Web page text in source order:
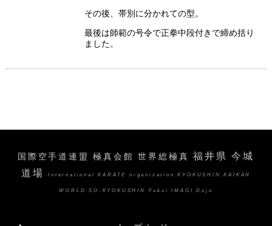
その後、帯別に分かれての型。
最後は師範の号令で正拳中段付きで締め括り
ました。
国際空手道連盟 極真会館 世界総極真福井県 今城
道場
International KARATE organization KYOKUSHIN KAIKAN
WORLD SO-KYOKUSHIN Fukui IMAGI Dojo